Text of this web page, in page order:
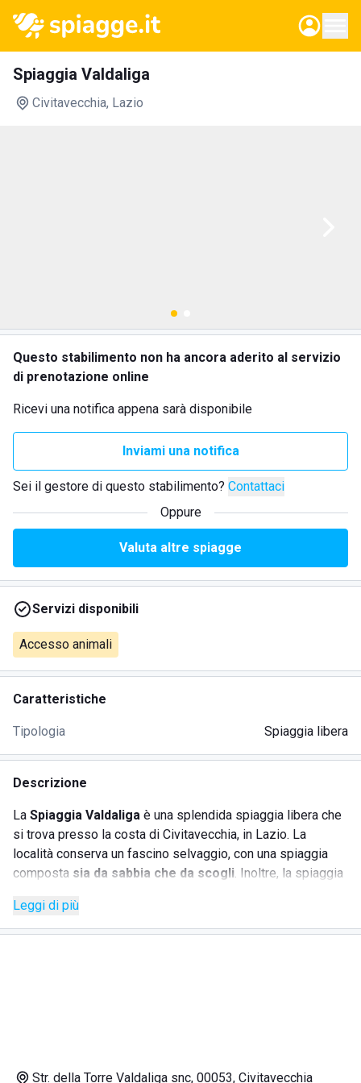
Spiaggia Valdaliga
Civitavecchia, Lazio
Questo stabilimento non ha ancora aderito al servizio
di prenotazione online
Ricevi una notifica appena sarà disponibile
Inviami una notifica
Sei il gestore di questo stabilimento? Contattaci
Oppure
Valuta altre spiagge
Servizi disponibili
Accesso animali
Caratteristiche
Tipologia Spiaggia libera
Descrizione
La Spiaggia Valdaliga è una splendida spiaggia libera che
si trova presso la costa di Civitavecchia, in Lazio. La
località conserva un fascino selvaggio, con una spiaggia
composta sia da sabbia che da scogli. Inoltre, la spiaggia
untramonto suggestivo
Leggi di più
Str. della Torre Valdaliga snc, 00053, Civitavecchia